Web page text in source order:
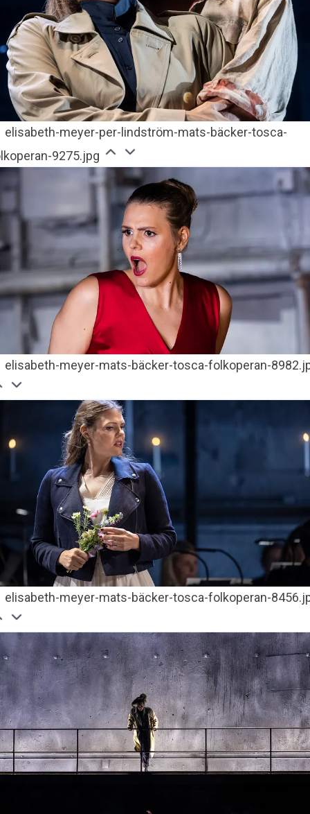
elisabeth-meyer-per-lindström-mats-bäcker-tosca-
9275.jpg
elisabeth-meyer-mats-bäcker-tosca-folkoperan-
elisabeth-meyer-mats-bäcker-tosca-folkoperan-